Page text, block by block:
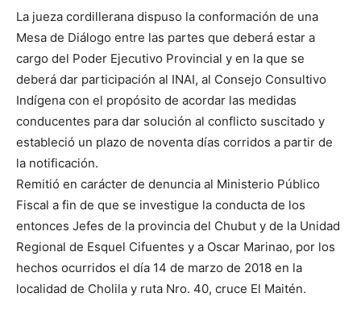
La jueza cordillerana dispuso la conformación de una
Mesa de Diálogo entre las partes que deberá estar a
cargo del Poder Ejecutivo Provincial y en la que se
deberá dar participación al INAI, al Consejo Consultivo
Indígena con el propósito de acordar las medidas
conducentes para dar solución al conflicto suscitado y
estableció un plazo de noventa días corridos a partir de
la notificación.
Remitió en carácter de denuncia al Ministerio Público
Fiscal a fin de que se investigue la conducta de los
entonces Jefes de la provincia del Chubut y de la Unidad
Regional de Esquel Cifuentes y a Oscar Marinao, por los
hechos ocurridos el día 14 de marzo de 2018 en la
localidad de Cholila y ruta Nro. 40, cruce El Maitén.